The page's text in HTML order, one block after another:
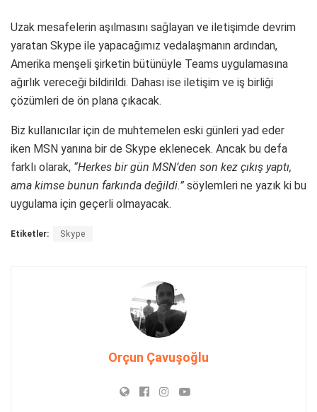
Uzak mesafelerin aşılmasını sağlayan ve iletişimde devrim
yaratan Skype ile yapacağımız vedalaşmanın ardından,
Amerika menşeli şirketin bütünüyle Teams uygulamasına
ağırlık vereceği bildirildi. Dahası ise iletişim ve iş birliği
çözümleri de ön plana çıkacak.
Biz kullanıcılar için de muhtemelen eski günleri yad eder
iken MSN yanına bir de Skype eklenecek. Ancak bu defa
farklı olarak, “Herkes bir gün MSN’den son kez çıkış yaptı,
ama kimse bunun farkında değildi.” söylemleri ne yazık ki bu
uygulama için geçerli olmayacak.
Etiketler: Skype
Orçun Çavuşoğlu